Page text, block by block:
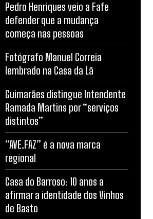
Pedro Henriques veio a Fafe
defender que a mudança
começa nas pessoas
Fotógrafo Manuel Correia
lembrado na Casa da Lã
Guimarães distingue Intendente
Ramada Martins por “serviços
distintos”
“AVE.FAZ” é a nova marca
regional
Casa do Barroso: 10 anos a
afirmar a identidade dos Vinhos
de Basto